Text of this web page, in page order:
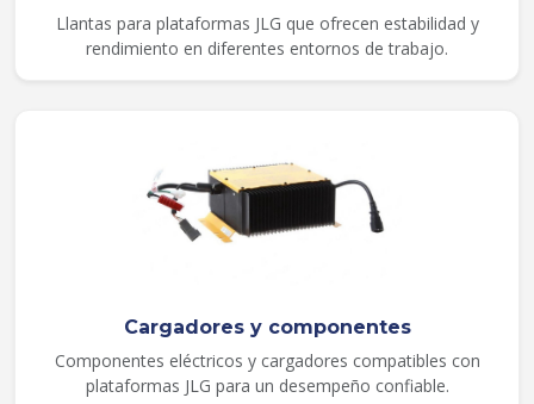
Llantas para plataformas JLG que ofrecen estabilidad y
rendimiento en diferentes entornos de trabajo.
Cargadores y componentes
Componentes eléctricos y cargadores compatibles con
plataformas JLG para un desempeño confiable.